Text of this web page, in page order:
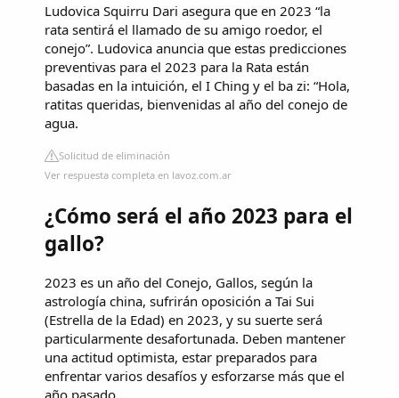
Ludovica Squirru Dari asegura que en 2023 “la
rata sentirá el llamado de su amigo roedor, el
conejo”. Ludovica anuncia que estas predicciones
preventivas para el 2023 para la Rata están
basadas en la intuición, el I Ching y el ba zi: “Hola,
ratitas queridas, bienvenidas al año del conejo de
agua.
Solicitud de eliminación
Ver respuesta completa en lavoz.com.ar
¿Cómo será el año 2023 para el
gallo?
2023 es un año del Conejo, Gallos, según la
astrología china, sufrirán oposición a Tai Sui
(Estrella de la Edad) en 2023, y su suerte será
particularmente desafortunada. Deben mantener
una actitud optimista, estar preparados para
enfrentar varios desafíos y esforzarse más que el